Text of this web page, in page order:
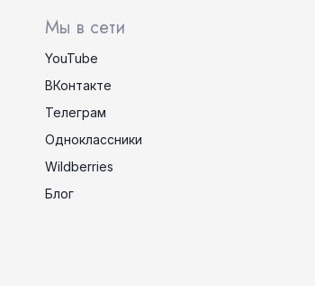
Мы в сети
YouTube
ВКонтакте
Телеграм
Одноклассники
Wildberries
Блог